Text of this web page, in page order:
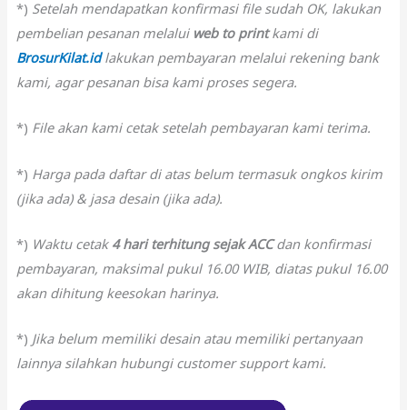
*) Setelah mendapatkan konfirmasi file sudah OK, lakukan
pembelian pesanan melalui web to printkami di
BrosurKilat.id lakukan pembayaran melalui rekening bank
kami, agar pesanan bisa kami proses segera.
*) File akan kami cetak setelah pembayaran kami terima.
*) Harga pada daftar di atas belum termasuk ongkos kirim
(jika ada) & jasa desain (jika ada).
*) Waktu cetak4 hari terhitung sejak ACCdan konfirmasi
pembayaran, maksimal pukul 16.00 WIB, diatas pukul 16.00
akan dihitung keesokan harinya.
*) Jika belum memiliki desain atau memiliki pertanyaan
lainnya silahkan hubungi customer support kami.